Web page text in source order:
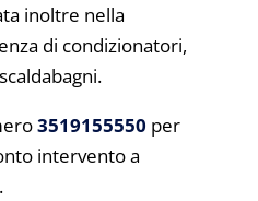
inoltre nella
di condizionatori,
3519155550 per
intervento a